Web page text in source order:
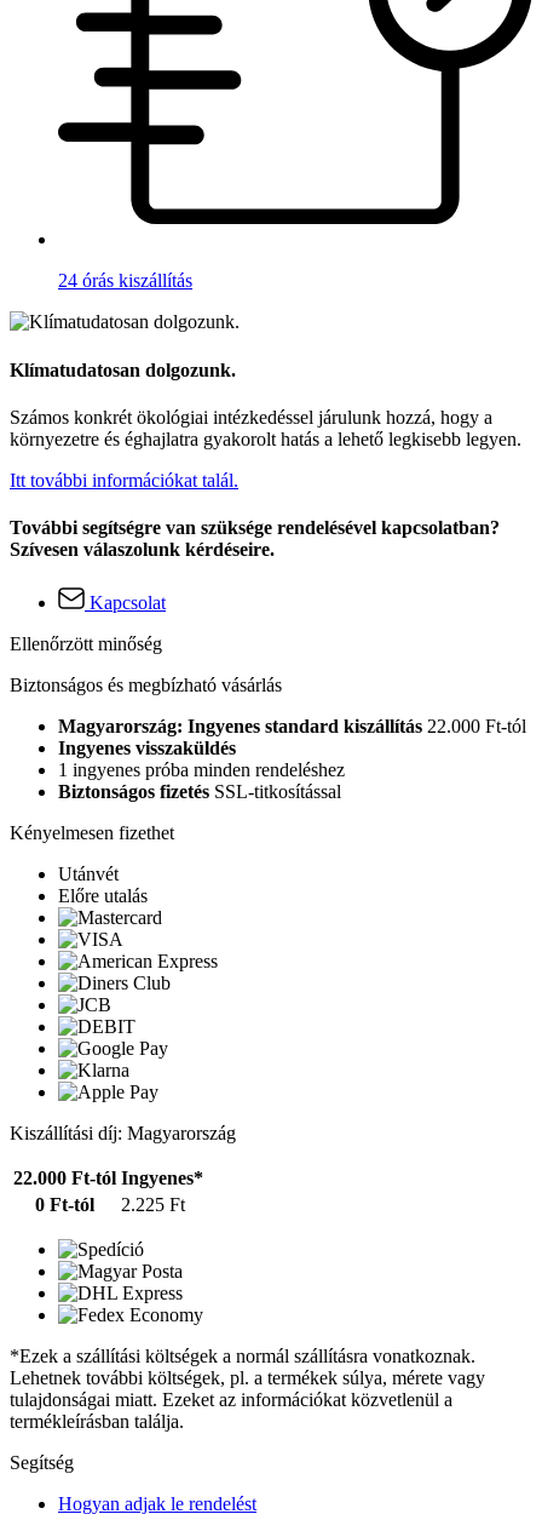
24 órás kiszállítás
Klímatudatosan dolgozunk.
Számos konkrét ökológiai intézkedéssel járulunk hozzá, hogy a
környezetre és éghajlatra gyakorolt hatás a lehető legkisebb legyen.
Itt további információkat talál.
További segítségre van szüksége rendelésével kapcsolatban?
Szívesen válaszolunk kérdéseire.
Kapcsolat
Ellenőrzött minőség
Biztonságos és megbízható vásárlás
Magyarország: Ingyenes standard kiszállítás 22.000 Ft-tól
Ingyenes visszaküldés
1 ingyenes próba minden rendeléshez
Biztonságos fizetés SSL-titkosítással
Kényelmesen fizethet
Utánvét
Előre utalás
Kiszállítási díj: Magyarország
22.000 Ft-tól Ingyenes*
0 Ft-tól
2.225 Ft
*Ezek a szállítási költségek a normál szállításra vonatkoznak.
Lehetnek további költségek, pl. a termékek súlya, mérete vagy
tulajdonságai miatt. Ezeket az információkat közvetlenül a
termékleírásban találja.
Segítség
Hogyan adjak le rendelést